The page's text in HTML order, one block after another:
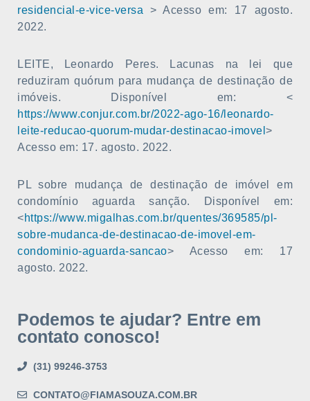
residencial-e-vice-versa > Acesso em: 17 agosto.
2022.
LEITE, Leonardo Peres. Lacunas na lei que
reduziram quórum para mudança de destinação de
imóveis. Disponível em: <
https://www.conjur.com.br/2022-ago-16/leonardo-
leite-reducao-quorum-mudar-destinacao-imovel >
Acesso em: 17. agosto. 2022.
PL sobre mudança de destinação de imóvel em
condomínio aguarda sanção. Disponível em:
<https://www.migalhas.com.br/quentes/369585/pl-
sobre-mudanca-de-destinacao-de-imovel-em-
condominio-aguarda-sancao> Acesso em: 17
agosto. 2022.
Podemos te ajudar? Entre em
contato conosco!
(31) 99246-3753
CONTATO@FIAMASOUZA.COM.BR